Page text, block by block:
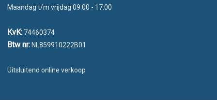
Maandag t/m vrijdag 09:00 - 17:00
KvK: 74460374
Btw nr: NL859910222B01
Uitsluitend online verkoop